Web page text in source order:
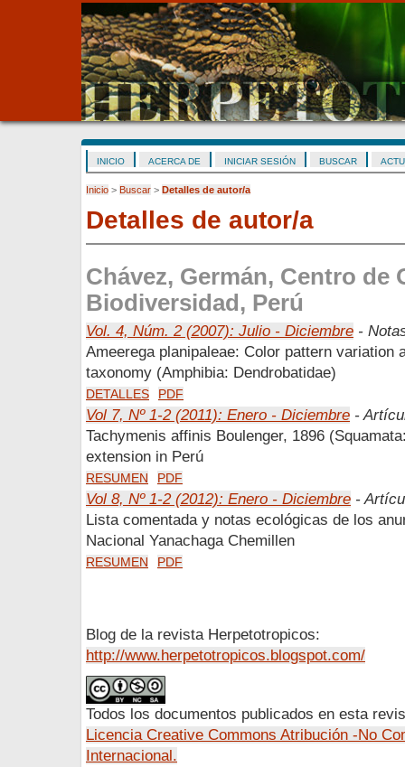
INICIO ACERCA DE INICIAR SESIÓN BUSCAR
Inicio > Buscar > Detalles de autor/a
Detalles de autor/a
Chávez, Germán, Centro de
Biodiversidad, Perú
Vol. 4, Núm. 2 (2007): Julio - Diciembre -
Ameerega planipaleae: Color pattern variation
taxonomy (Amphibia: Dendrobatidae)
DETALLES PDF
Vol 7, Nº 1-2 (2011): Enero - Diciembre -
Tachymenis affinis Boulenger, 1896
extension in Perú
RESUMEN PDF
Vol 8, Nº 1-2 (2012): Enero - Diciembre -
Lista comentada y notas ecológicas de los
Nacional Yanachaga Chemillen
RESUMEN PDF
Blog de la revista Herpetotropicos:
http://www.herpetotropicos.blogspot.com/
Todos los documentos publicados en esta
Licencia Creative Commons Atribución -No
Internacional.